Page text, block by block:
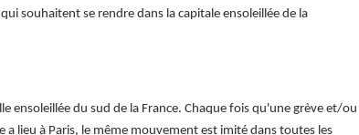
souhaitent se rendre dans la capitale ensoleillée de la
ensoleillée du sud de la France. Chaque fois qu'une grève et/ou
lieu à Paris, le même mouvement est imité dans toutes les